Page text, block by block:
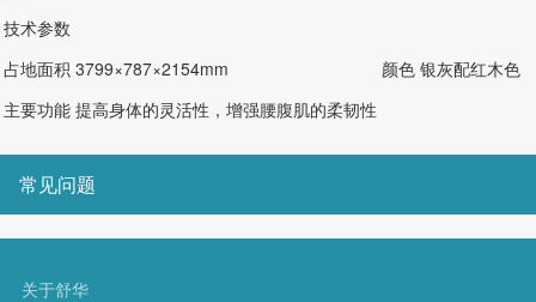
技术参数
占地面积 3799×787×2154mm 颜色 银灰配红木色
主要功能 提高身体的灵活性，增强腰腹肌的柔韧性
常见问题
关于舒华